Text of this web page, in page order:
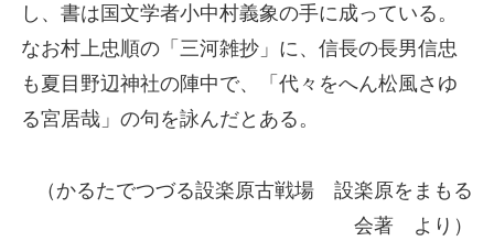
し、書は国文学者小中村義象の手に成っている。
なお村上忠順の「三河雑抄」に、信長の長男信忠
も夏目野辺神社の陣中で、「代々をへん松風さゆ
る宮居哉」の句を詠んだとある。
（かるたでつづる設楽原古戦場 設楽原をまもる
会著 より）